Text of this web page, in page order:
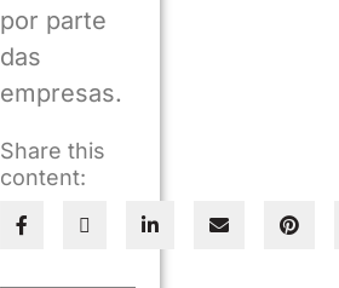
por parte
das
empresas.
Share this
content: